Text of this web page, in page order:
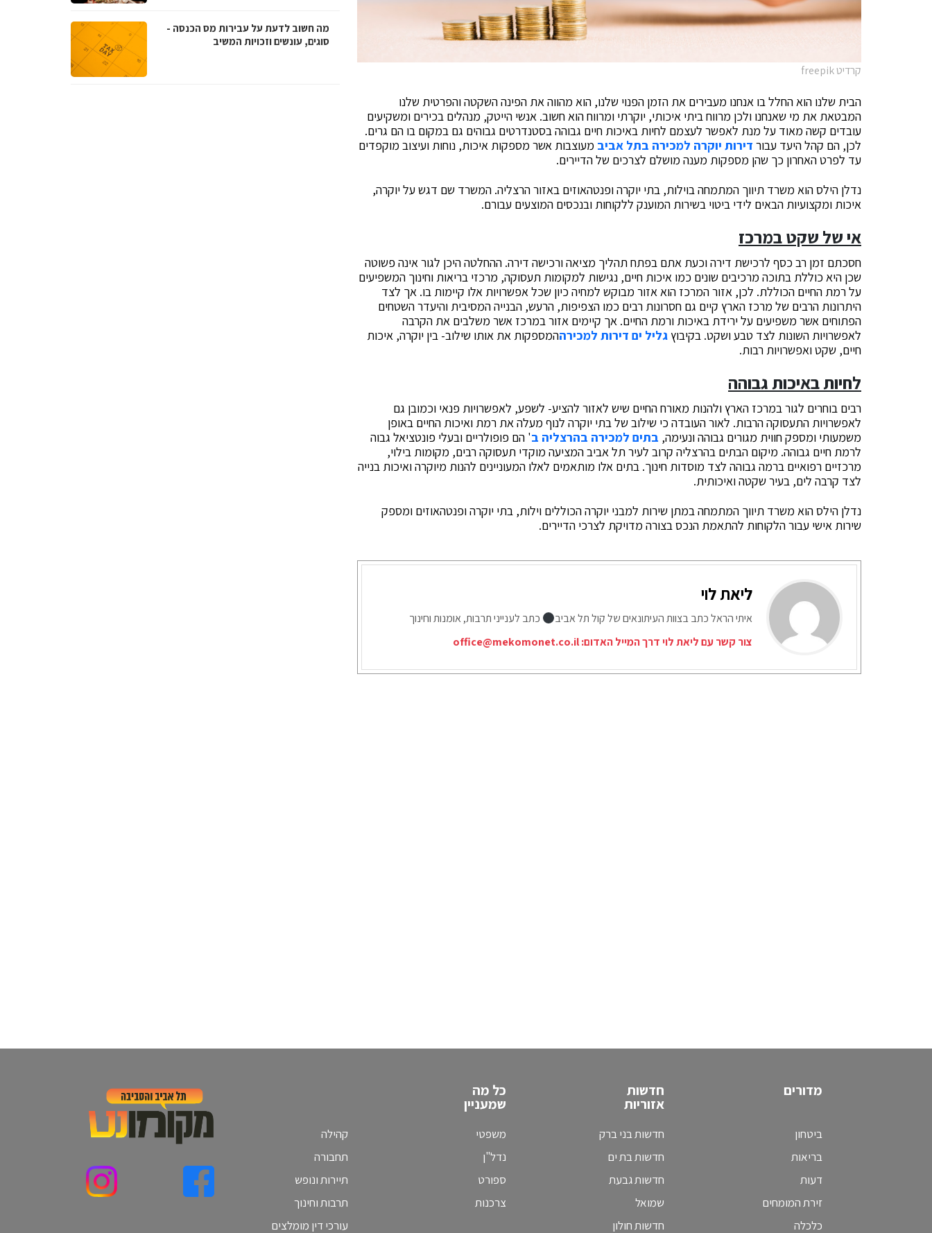
קרדיט freepik
הבית שלנו הוא החלל בו אנחנו מעבירים את הזמן הפנוי שלנו, הוא מהווה את הפינה השקטה והפרטית שלנו
המבטאת את מי שאנחנו ולכן מרווח ביתי איכותי, יוקרתי ומרווח הוא חשוב. אנשי הייטק, מנהלים בכירים ומשקיעים
עובדים קשה מאוד על מנת לאפשר לעצמם לחיות באיכות חיים גבוהה בסטנדרטים גבוהים גם במקום בו הם גרים.
לכן, הם קהל היעד עבור דירות יוקרה למכירה בתל אביב מעוצבות אשר מספקות איכות, נוחות ועיצוב מוקפדים
עד לפרט האחרון כך שהן מספקות מענה מושלם לצרכים של הדיירים.
נדלן הילס הוא משרד תיווך המתמחה בוילות, בתי יוקרה ופנטהאוזים באזור הרצליה. המשרד שם דגש על יוקרה,
איכות ומקצועיות הבאים לידי ביטוי בשירות המוענק ללקוחות ובנכסים המוצעים עבורם.
אי של שקט במרכז
חסכתם זמן רב כסף לרכישת דירה וכעת אתם בפתח תהליך מציאה ורכישה דירה. ההחלטה היכן לגור אינה פשוטה
שכן היא כוללת בתוכה מרכיבים שונים כמו איכות חיים, נגישות למקומות תעסוקה, מרכזי בריאות וחינוך המשפיעים
על רמת החיים הכוללת. לכן, אזור המרכז הוא אזור מבוקש למחיה כיון שכל אפשרויות אלו קיימות בו. אך לצד
היתרונות הרבים של מרכז הארץ קיים גם חסרונות רבים כמו הצפיפות, הרעש, הבנייה המסיבית והיעדר השטחים
הפתוחים אשר משפיעים על ירידת באיכות ורמת החיים. אך קיימים אזור במרכז אשר משלבים את הקרבה
לאפשרויות השונות לצד טבע ושקט. בקיבוץ גליל ים דירות למכירההמספקות את אותו שילוב- בין יוקרה, איכות
חיים, שקט ואפשרויות רבות.
לחיות באיכות גבוהה
רבים בוחרים לגור במרכז הארץ ולהנות מאורח החיים שיש לאזור להציע- לשפע, לאפשרויות פנאי וכמובן גם
לאפשרויות התעסוקה הרבות. לאור העובדה כי שילוב של בתי יוקרה לנוף מעלה את רמת ואיכות החיים באופן
משמעותי ומספק חווית מגורים גבוהה ונעימה, בתים למכירה בהרצליה ב' הם פופולריים ובעלי פונטציאל גבוה
לרמת חיים גבוהה. מיקום הבתים בהרצליה קרוב לעיר תל אביב המציעה מוקדי תעסוקה רבים, מקומות בילוי,
מרכזיים רפואיים ברמה גבוהה לצד מוסדות חינוך. בתים אלו מותאמים לאלו המעוניינים להנות מיוקרה ואיכות בנייה
לצד קרבה לים, בעיר שקטה ואיכותית.
נדלן הילס הוא משרד תיווך המתמחה במתן שירות למבני יוקרה הכוללים וילות, בתי יוקרה ופנטהאוזים ומספק
שירות אישי עבור הלקוחות להתאמת הנכס בצורה מדויקת לצרכי הדיירים.
ליאת לוי
איתי הראל כתב בצוות העיתונאים של קול תל אביב
כתב לענייני תרבות, אומנות וחינוך
צור קשר עם ליאת לוי דרך המייל האדום:office@mekomonet.co.il
מה חשוב לדעת על עבירות מס הכנסה -
סוגים, עונשים וזכויות המשיב
מדורים
ביטחון
בריאות
דעות
זירת המומחים
כלכלה
חדשות
אזוריות
חדשות בני ברק
חדשות בת ים
חדשות גבעת
שמואל
חדשות חולון
כל מה
שמעניין
משפטי
נדל"ן
ספורט
צרכנות
קהילה
תחבורה
תיירות ונופש
תרבות וחינוך
עורכי דין מומלצים